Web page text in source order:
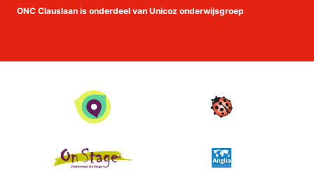
FacebookInstagramlinkedinYoutube
ONC Clauslaan is onderdeel van Unicoz onderwijsgroep